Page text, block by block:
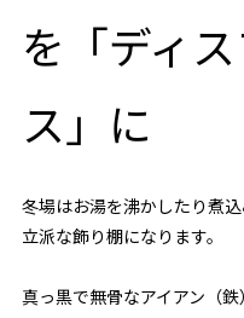
を「ディ
ス」に
冬場はお湯を沸かしたり煮
立派な飾り棚になります。
真っ黒で無骨なアイアン（